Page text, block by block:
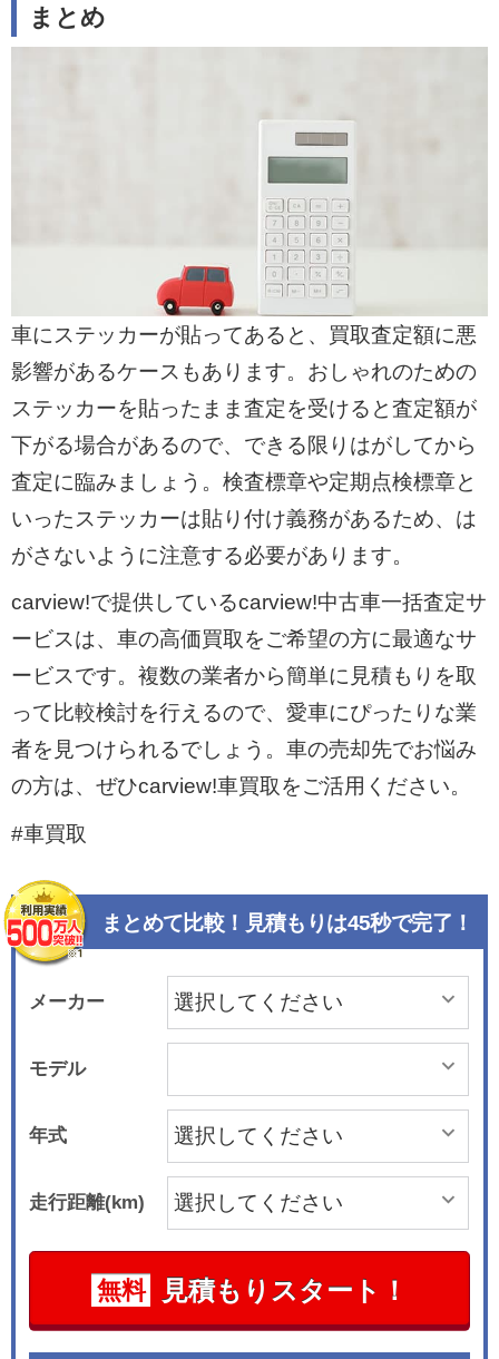
まとめ
車にステッカーが貼ってあると、買取査定額に悪
影響があるケースもあります。おしゃれのための
ステッカーを貼ったまま査定を受けると査定額が
下がる場合があるので、できる限りはがしてから
査定に臨みましょう。検査標章や定期点検標章と
いったステッカーは貼り付け義務があるため、は
がさないように注意する必要があります。
carview!で提供しているcarview!中古車一括査定サ
ービスは、車の高価買取をご希望の方に最適なサ
ービスです。複数の業者から簡単に見積もりを取
って比較検討を行えるので、愛車にぴったりな業
者を見つけられるでしょう。車の売却先でお悩み
の方は、ぜひcarview!車買取をご活用ください。
#車買取
まとめて比較！見積もりは45秒で完了！
メーカー
モデル
年式
走行距離(km)
無料 見積もりスタート！